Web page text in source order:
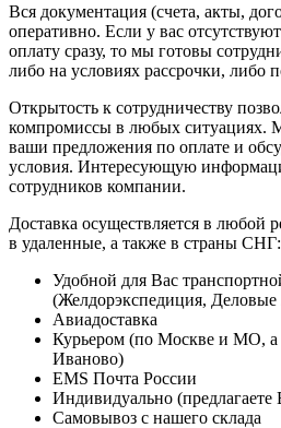
Вся документация (счета, акты,
оперативно. Если у вас
оплату сразу, то мы готовы
либо на условиях рассрочки, либо
Открытость к сотрудничеству
компромиссы в любых ситуациях.
ваши предложения по оплате и
условия. Интересующую
сотрудников компании.
Доставка осуществляется в любой
в удаленные, а также в страны СНГ:
Удобной для Вас
(Желдорэкспедиция,
Авиадоставка
Курьером (по Москве и МО, а
Иваново)
EMS Почта России
Индивидуально (предлагаете
Самовывоз с нашего склада